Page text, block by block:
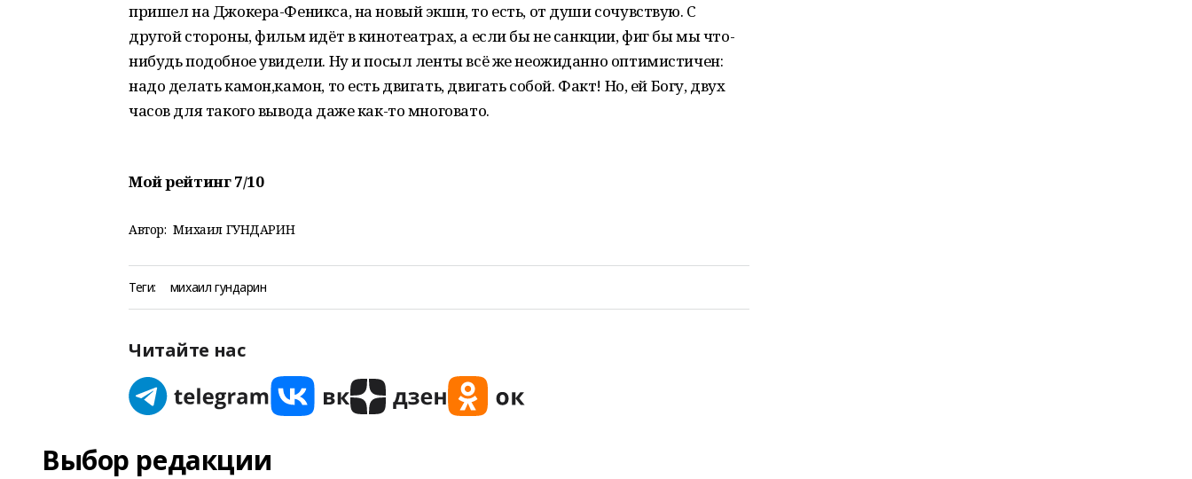
пришел на Джокера-Феникса, на новый экшн, то есть, от души сочувствую. С
другой стороны, фильм идёт в кинотеатрах, а если бы не санкции, фиг бы мы что-
нибудь подобное увидели. Ну и посыл ленты всё же неожиданно оптимистичен:
надо делать камон,камон, то есть двигать, двигать собой. Факт! Но, ей Богу, двух
часов для такого вывода даже как-то многовато.
Мой рейтинг 7/10
Автор: Михаил ГУНДАРИН
Теги: михаил гундарин
Читайте нас
Выбор редакции